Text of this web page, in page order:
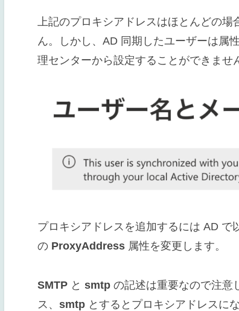
上記のプロキシアドレスはほとんどの
ん。しかし、AD 同期したユーザーは属
理センターから設定することができませ
プロキシアドレスを追加するには AD
の ProxyAddress属性を変更します。
SMTPと smtpの記述は重要なので注意
ス、 smtpとするとプロキシアドレスにな